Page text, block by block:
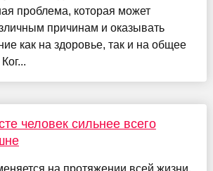
проблема, которая может
причинам и оказывать
как на здоровье, так и на общее
человек сильнее всего